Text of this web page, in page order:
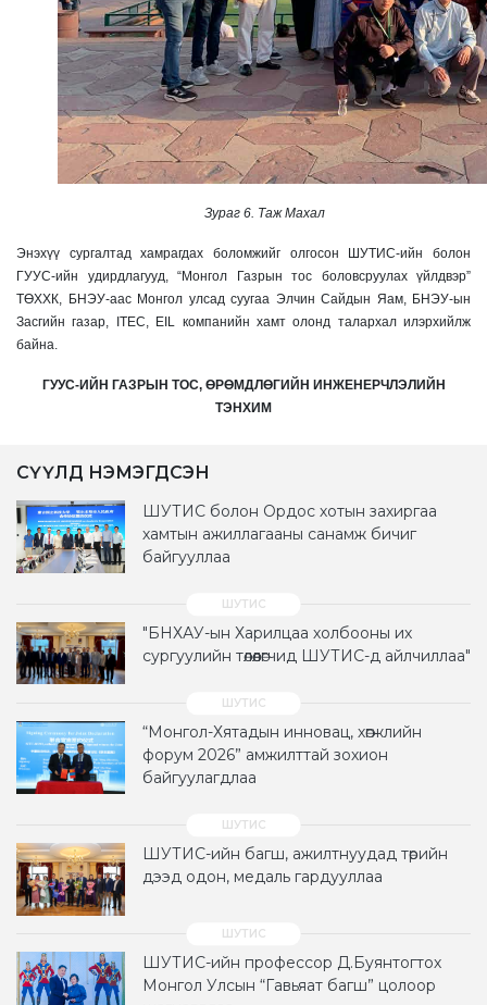
Зураг 6. Таж Махал
Энэхүү сургалтад хамрагдах боломжийг олгосон ШУТИС-ийн болон
ГУУС-ийн удирдлагууд, “Монгол Газрын тос боловсруулах үйлдвэр”
ТӨХХК, БНЭУ-аас Монгол улсад суугаа Элчин Сайдын Яам, БНЭУ-ын
Засгийн газар, ITEC, EIL компанийн хамт олонд талархал илэрхийлж
байна.
ГУУС-ИЙН ГАЗРЫН ТОС, ӨРӨМДЛӨГИЙН ИНЖЕНЕРЧЛЭЛИЙН
ТЭНХИМ
СҮҮЛД НЭМЭГДСЭН
ШУТИС болон Ордос хотын захиргаа
хамтын ажиллагааны санамж бичиг
байгууллаа
"БНХАУ-ын Харилцаа холбооны их
сургуулийн төлөөлөгчид ШУТИС-д айлчиллаа"
“Монгол-Хятадын инновац, хөгжлийн
форум 2026” амжилттай зохион
байгуулагдлаа
ШУТИС-ийн багш, ажилтнуудад төрийн
дээд одон, медаль гардууллаа
ШУТИС-ийн профессор Д.Буянтогтох
Монгол Улсын “Гавьяат багш” цолоор